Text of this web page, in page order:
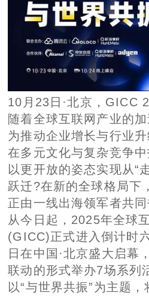
10月23日·北京，GICC
随着全球互联网产业的
为推动企业增长与行业
在多元文化与复杂竞争
以更开放的姿态实现从“
跃迁?在新的全球格局下
正由一线出海领军者共同
从今日起，2025年全球
(GICC)正式进入倒计时
日在中国·北京盛大启幕
联动的形式举办7场系列
以“与世界共振”为主题